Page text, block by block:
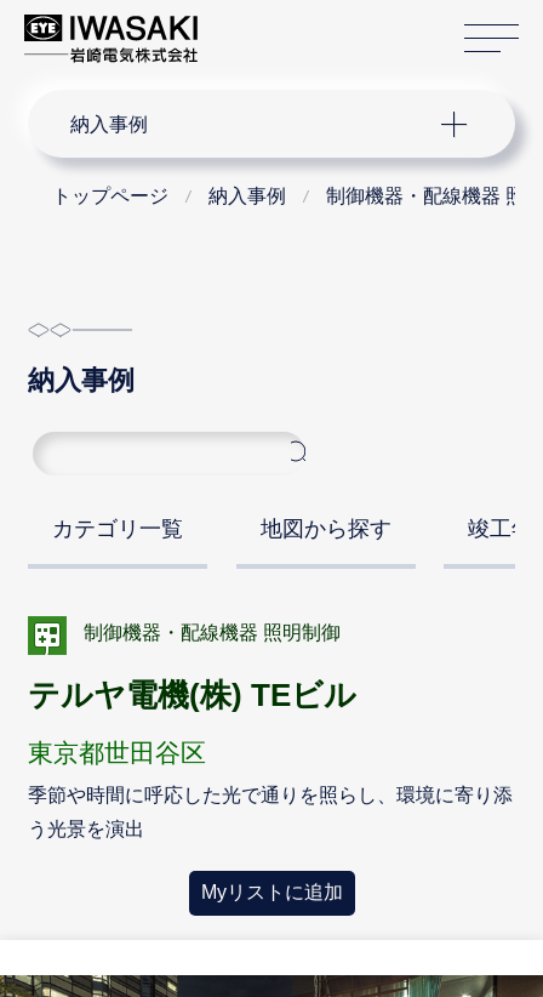
納入事例
トップページ 納入事例 制御機器・配線機器 照
納入事例
カテゴリ一覧 地図から探す 竣工年
制御機器・配線機器 照明制御
テルヤ電機(株) TEビル
東京都世田谷区
季節や時間に呼応した光で通りを照らし、環境に寄り添
う光景を演出
Myリストに追加